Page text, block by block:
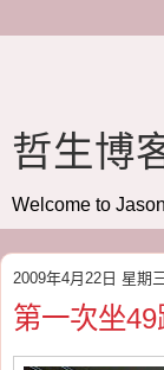
哲生博
Welcome to
2009年4月22日 星期
第一次坐